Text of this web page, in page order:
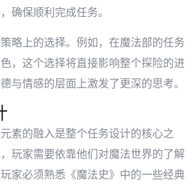
确保顺利完成任务。
略上的选择。例如，在魔法部的任务
，这个选择将直接影响整个探险的进
与情感的层面上激发了更深的思考。
素的融入是整个任务设计的核心之
玩家需要依靠他们对魔法世界的了解
家必须熟悉《魔法史》中的一些经典